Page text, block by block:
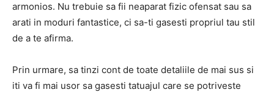
armonios. Nu trebuie sa fii neaparat fizic ofensat sau sa
arati in moduri fantastice, ci sa-ti gasesti propriul tau stil
de a te afirma.
Prin urmare, sa tinzi cont de toate detaliile de mai sus si
iti va fi mai usor sa gasesti tatuajul care se potriveste